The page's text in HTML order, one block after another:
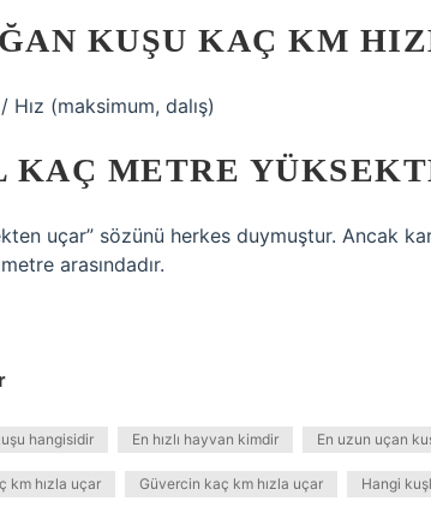
KUŞU KAÇ KM
(maksimum, dalış)
KAÇ METRE
uçar” sözünü herkes duymuştur. Ancak
arasındadır.
hangisidir En hızlı hayvan kimdir En uzun uçan
km hızla uçar Güvercin kaç km hızla uçar Hangi